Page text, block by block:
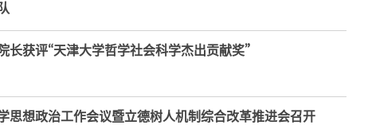
长获评“天津大学哲学社会科学杰出贡献奖”
思想政治工作会议暨立德树人机制综合改革推进会召开